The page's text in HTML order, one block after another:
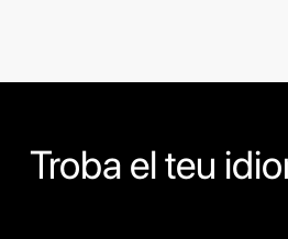
Troba el teu